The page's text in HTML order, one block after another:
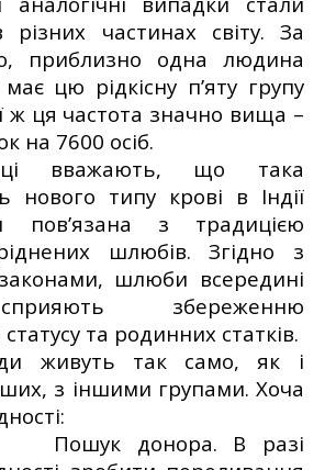
різних частинах світу. За
приблизно одна людина
цю рідкісну п’яту групу
ж ця частота значно вища –
на 7600 осіб.
вважають, що така
нового типу крові в Індії
пов’язана з традицією
шлюбів. Згідно з
шлюби всередині
збереженню
та родинних статків.
живуть так само, як і
з іншими групами. Хоча
Пошук донора. В разі